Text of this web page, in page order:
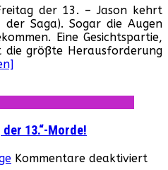
der 13. – Jason kehrt
Saga). Sogar die Augen
Eine Gesichtspartie,
größte Herausforderung
13.“-Morde!
Kommentare deaktiviert